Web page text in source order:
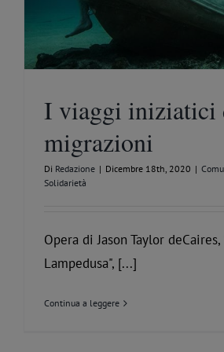
I viaggi iniziatici
migrazioni
Di Redazione | Dicembre 18th, 2020 |
Solidarietà
Opera di Jason Taylor
Lampedusa", [...]
Continua a leggere